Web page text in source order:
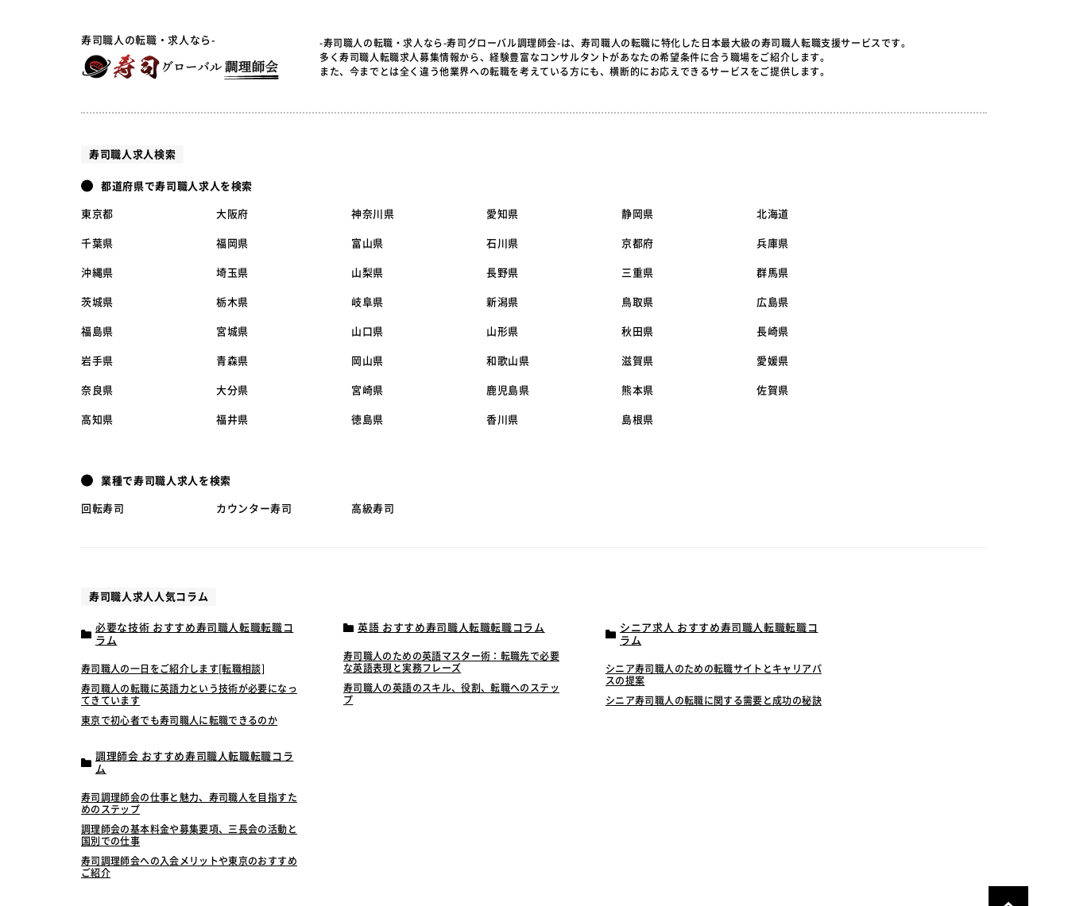
寿司職人の転職・求人なら-
-寿司職人の転職・求人なら-寿司グローバル調理師会-は、寿司職人の転職に特化した日本最大級の寿司職人転職支援サービスです。
多く寿司職人転職求人募集情報から、経験豊富なコンサルタントがあなたの希望条件に合う職場をご紹介します。
また、今までとは全く違う他業界への転職を考えている方にも、横断的にお応えできるサービスをご提供します。
寿司職人求人検索
都道府県で寿司職人求人を検索
東京都 大阪府 神奈川県 愛知県 静岡県 北海道
千葉県 福岡県 富山県 石川県 京都府 兵庫県
沖縄県 埼玉県 山梨県 長野県 三重県 群馬県
茨城県 栃木県 岐阜県 新潟県 鳥取県 広島県
福島県 宮城県 山口県 山形県 秋田県 長崎県
岩手県 青森県 岡山県 和歌山県 滋賀県 愛媛県
奈良県 大分県 宮崎県 鹿児島県 熊本県 佐賀県
高知県 福井県 徳島県 香川県 島根県
業種で寿司職人求人を検索
回転寿司 カウンター寿司 高級寿司
寿司職人求人人気コラム
必要な技術 おすすめ寿司職人転職転職コ
ラム
寿司職人の一日をご紹介します[転職相談]
寿司職人の転職に英語力という技術が必要になっ
てきています
東京で初心者でも寿司職人に転職できるのか
英語 おすすめ寿司職人転職転職コラム
寿司職人のための英語マスター術：転職先で必要
な英語表現と実務フレーズ
寿司職人の英語のスキル、役割、転職へのステッ
プ
シニア求人 おすすめ寿司職人転職転職コ
ラム
シニア寿司職人のための転職サイトとキャリアパ
スの提案
シニア寿司職人の転職に関する需要と成功の秘訣
調理師会 おすすめ寿司職人転職転職コラ
ム
寿司調理師会の仕事と魅力、寿司職人を目指すた
めのステップ
調理師会の基本料金や募集要項、三長会の活動と
国別での仕事
寿司調理師会への入会メリットや東京のおすすめ
ご紹介